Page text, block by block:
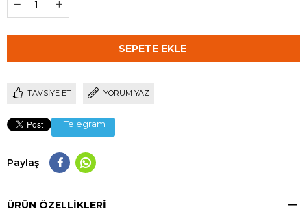
TAVSIYE ET YORUM YAZ
Telegram
Paylaş
ÜRÜN ÖZELLIKLERI